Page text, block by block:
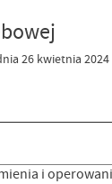
26 kwietnia
i